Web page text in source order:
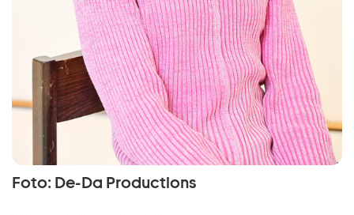
Foto: De-Da Productions